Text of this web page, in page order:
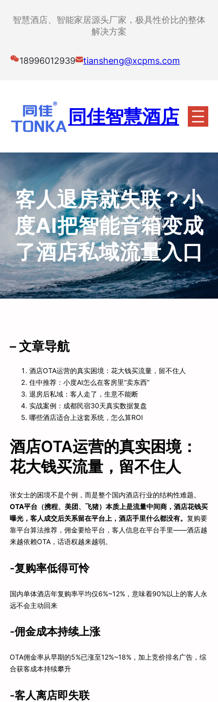
智慧酒店、智能家居源头厂家，极具性价比的整体
解决方案
18996012939 tiansheng@xcpms.com
同佳智慧酒店
客人退房就失联？小
度AI把智能音箱变成
了酒店私域流量入口
– 文章导航
酒店OTA运营的真实困境：花大钱买流量，留不住人
住中推荐：小度AI怎么在客房里”卖东西”
退房后私域：客人走了，生意不能断
实战案例：成都民宿30天真实数据复盘
哪些酒店适合上这套系统，怎么算ROI
酒店OTA运营的真实困境：
花大钱买流量，留不住人
张女士的困境不是个例，而是整个国内酒店行业的结构性难题。
OTA平台（携程、美团、飞猪）本质上是流量中间商，酒店花钱买
曝光，客人成交后关系留在平台上，酒店手里什么都没有。 复购要
靠平台算法推荐，佣金要给平台，客人信息在平台手里——酒店越
来越依赖OTA，话语权越来越弱。
-复购率低得可怜
国内单体酒店年复购率平均仅6%~12%，意味着90%以上的客人永
远不会主动回来
-佣金成本持续上涨
OTA佣金率从早期的5%已涨至12%~18%，加上竞价排名广告，综
合获客成本持续攀升
-客人离店即失联